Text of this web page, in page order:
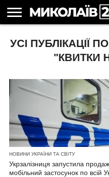
НОВИНИ
НОВИНИ
МИКОЛАЄВА
МИКОЛАЇВСЬКА
ОБЛАСТЬ
НОВИНИ
СПОРТУ
УКРАЇНА
ТА СВІТ
НОВИНИ
КОМПАНІЙ
АСТРОЛОГІЯ
СВЯТА
В
КОРИСНІ
СТАТТІ
УСІ ПУБЛІКАЦІЇ
"КВИТКИ
НОВИНИ УКРАЇНИ ТА СВІТУ
Укрзалізниця запустила
мобільний застосунок по всій